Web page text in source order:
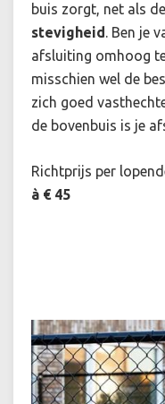
buis zorgt, net als
stevigheid . Ben je
afsluiting omhoog
misschien wel de
zich goed
de bovenbuis is je
Richtprijs per
à € 45